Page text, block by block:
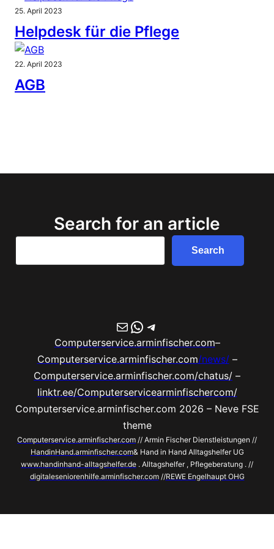
25. April 2023
Helpdesk für die Pflege
22. April 2023
AGB
Search for an article
Search
E-MailWhatsApp
Telegram
Computerservice.arminfischer.com–
Computerservice.arminfischer.com/news/–
Computerservice.arminfischer.com/chatus/ –
linktr.ee/Computerservicearminfischercom/
Computerservice.arminfischer.com 2026 – Neve FSE
theme
Computerservice.arminfischer.com // Armin Fischer Dienstleistungen //
HandinHand.arminfischer.com& Hand in Hand Alltagshelfer UG
www.handinhand-alltagshelfer.de . Alltagshelfer , Pflegeberatung . //
digitaleseniorenhilfe.arminfischer.com//REWE Engelhaupt OHG